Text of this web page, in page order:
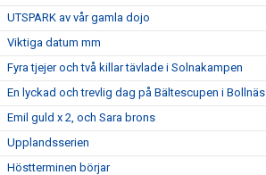
UTSPARK av vår gamla dojo
Viktiga datum mm
Fyra tjejer och två killar tävlade i Solnakampen
En lyckad och trevlig dag på Bältescupen i Bollnäs
Emil guld x 2, och Sara brons
Upplandsserien
Höstterminen börjar